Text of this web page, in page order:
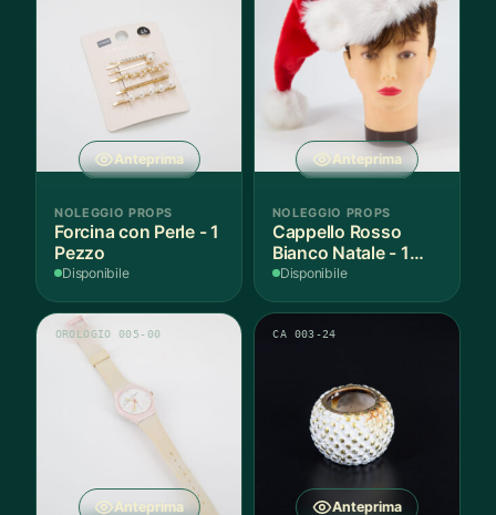
Anteprima
NOLEGGIO PROPS
Forcina con Perle - 1
Pezzo
Disponibile
Anteprima
NOLEGGIO PROPS
Cappello Rosso
Bianco Natale - 1
Pezzo
Disponibile
Anteprima
OROLOGIO 005-00
Anteprima
CA 003-24